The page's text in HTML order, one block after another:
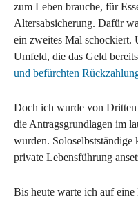
zum Leben brauche, für
Altersabsicherung. Dafür
ein zweites Mal schockiert.
Umfeld, die das Geld
und befürchten
Doch ich wurde von Dritten
die Antragsgrundlagen im
wurden.
private Lebensführung
Bis heute warte ich auf